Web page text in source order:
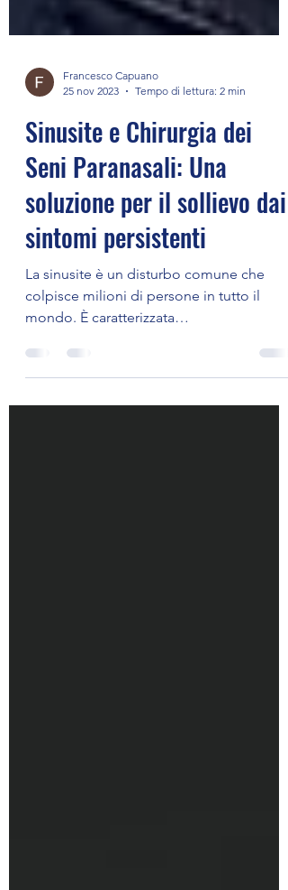
25 nov 2023
Tempo di lettura: 2 min
Sinusite e Chirurgia dei
Seni Paranasali: Una
soluzione per il sollievo dai
sintomi persistenti
La sinusite è un disturbo comune che
mondo. È caratterizzata
dall'infiammazione dei seni...